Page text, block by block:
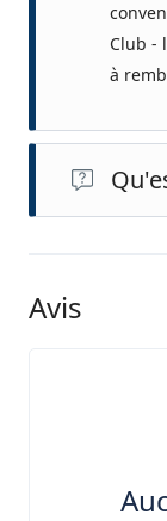
Club -
à
Avis